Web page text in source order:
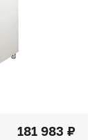
181 983 ₽